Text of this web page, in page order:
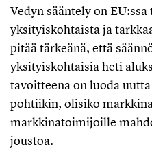
Vedyn sääntely on
yksityiskohtaista ja
pitää tärkeänä, että
yksityiskohtaisia heti
tavoitteena on luoda
pohtiikin, olisiko
markkinatoimijoille
joustoa.